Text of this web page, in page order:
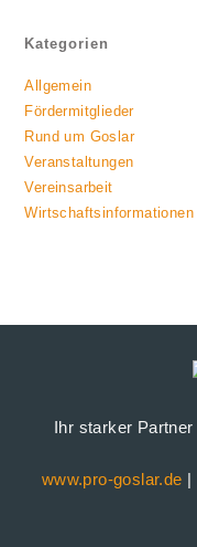
Kategorien
Allgemein
Fördermitglieder
Rund um Goslar
Veranstaltungen
Vereinsarbeit
Wirtschaftsinformationen
Ihr starker
www.pro-goslar.de |